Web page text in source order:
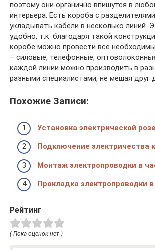
поэтому они органично впишутся в
интерьера. Есть короба с
укладывать кабели в несколько линий.
удобно, т.к. благодаря такой
коробе можно провести все
– силовые, телефонные,
каждой линии можно производить в
разными специалистами, не мешая друг
Похожие Записи:
Установка электрической
Подключение электричества
Монтаж электропроводки в
Прокладка электропроводки
Рейтинг
( Пока оценок нет )